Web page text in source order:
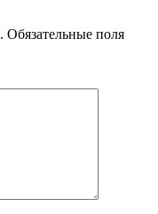
Обязательные поля